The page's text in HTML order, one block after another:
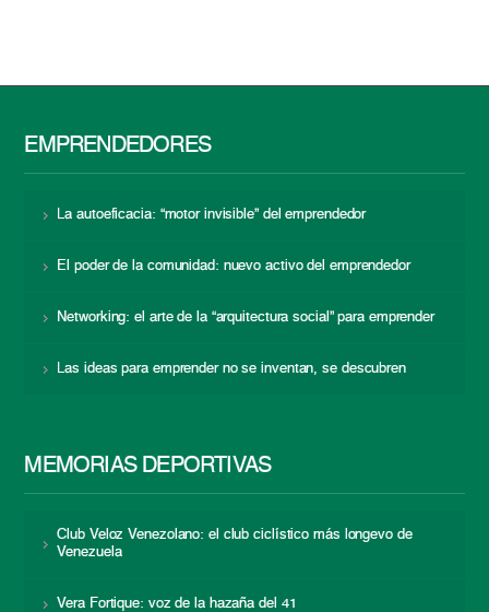
EMPRENDEDORES
La autoeficacia: “motor invisible” del emprendedor
El poder de la comunidad: nuevo activo del emprendedor
Networking: el arte de la “arquitectura social” para emprender
Las ideas para emprender no se inventan, se descubren
MEMORIAS DEPORTIVAS
Club Veloz Venezolano: el club ciclístico más longevo de
Venezuela
Vera Fortique: voz de la hazaña del 41